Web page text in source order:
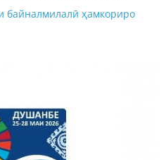
байналмилалӣ ҳамкориро